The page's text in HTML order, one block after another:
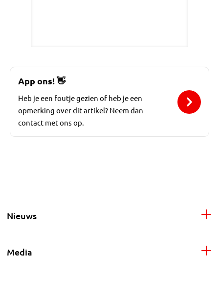
App ons!👋
Heb je een foutje gezien of heb je een
opmerking over dit artikel? Neem dan
contact met ons op.
Nieuws
Media